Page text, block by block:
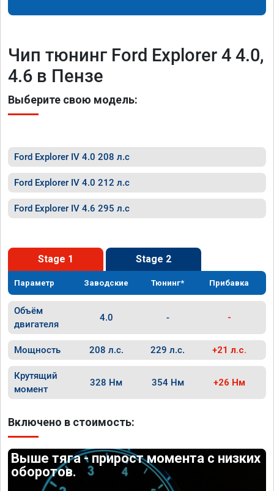
Чип тюнинг Ford Explorer 4 4.0,
4.6 в Пензе
Выберите свою модель:
Ford Explorer IV 4.0 208 л.с
Ford Explorer IV 4.0 212 л.с
Ford Explorer IV 4.6 295 л.с
Stage 1 Stage 2
Параметр Заводские Тюнинг* Прибавка
Объём
двигателя
4.0 - -
Мощность 208 л.с. 229 л.с. +21 л.с.
Крутящий
момент
328 Нм 354 Нм +26 Нм
Включено в стоимость:
Выше тяга - прирост момента с низких
оборотов.